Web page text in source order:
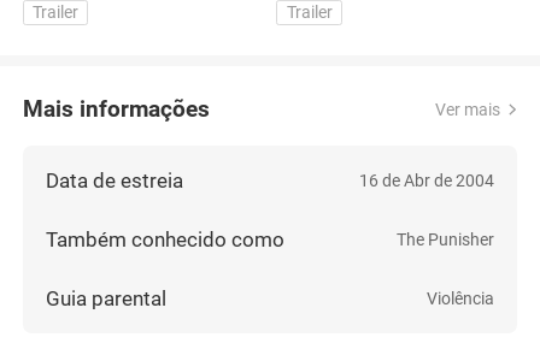
Trailer Trailer
Mais informações Ver mais
Data de estreia 16 de Abr de 2004
Também conhecido como The Punisher
Guia parental Violência